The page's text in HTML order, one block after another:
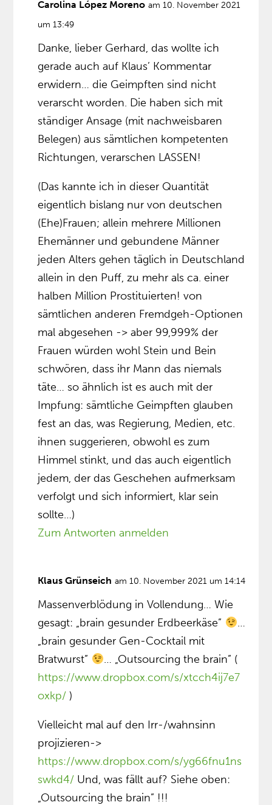
Carolina López Moreno am 10. November 2021
um 13:49
Danke, lieber Gerhard, das wollte ich
gerade auch auf Klaus’ Kommentar
erwidern… die Geimpften sind nicht
verarscht worden. Die haben sich mit
ständiger Ansage (mit nachweisbaren
Belegen) aus sämtlichen kompetenten
Richtungen, verarschen LASSEN!
(Das kannte ich in dieser Quantität
eigentlich bislang nur von deutschen
(Ehe)Frauen; allein mehrere Millionen
Ehemänner und gebundene Männer
jeden Alters gehen täglich in Deutschland
allein in den Puff, zu mehr als ca. einer
halben Million Prostituierten! von
sämtlichen anderen Fremdgeh-Optionen
mal abgesehen -> aber 99,999% der
Frauen würden wohl Stein und Bein
schwören, dass ihr Mann das niemals
täte… so ähnlich ist es auch mit der
Impfung: sämtliche Geimpften glauben
fest an das, was Regierung, Medien, etc.
ihnen suggerieren, obwohl es zum
Himmel stinkt, und das auch eigentlich
jedem, der das Geschehen aufmerksam
verfolgt und sich informiert, klar sein
sollte…)
Zum Antworten anmelden
Klaus Grünseich am 10. November 2021 um 14:14
Massenverblödung in Vollendung… Wie
gesagt: „brain gesunder Erdbeerkäse”
…
„brain gesunder Gen-Cocktail mit
Bratwurst”
… „Outsourcing the brain” (
https://www.dropbox.com/s/xtcch4ij7e7
oxkp/ )
Vielleicht mal auf den Irr-/wahnsinn
projizieren->
https://www.dropbox.com/s/yg66fnu1ns
swkd4/ Und, was fällt auf? Siehe oben:
„Outsourcing the brain” !!!